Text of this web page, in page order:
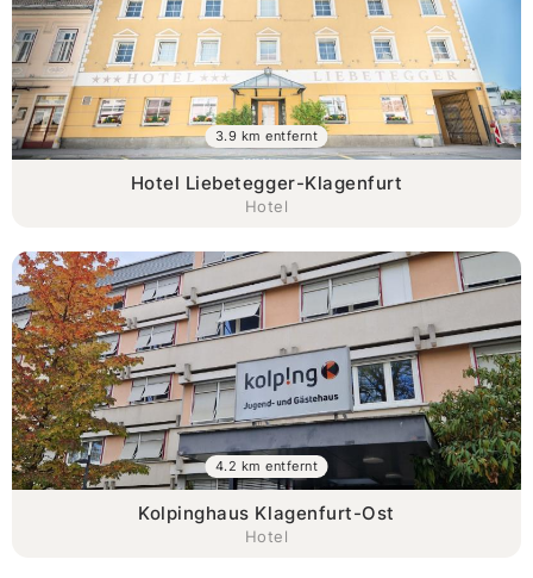
Hotel Liebetegger-Klagenfurt
Hotel
3.9 km entfernt
Kolpinghaus Klagenfurt-Ost
Hotel
4.2 km entfernt